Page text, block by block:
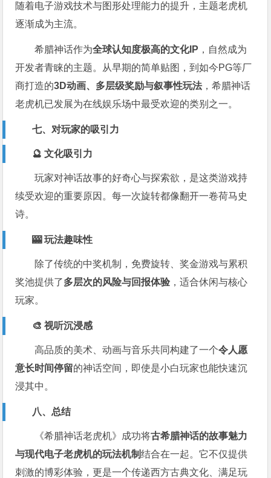
随着电子游戏技术与图形处理能力的提升，主题老虎机
逐渐成为主流。
希腊神话作为全球认知度极高的文化IP ，自然成为
开发者青睐的主题。从早期的简单贴图，到如今PG等厂
商打造的3D动画、多层级奖励与叙事性玩法，希腊神话
老虎机已发展为在线娱乐场中最受欢迎的类别之一。
七、对玩家的吸引力
🔮 文化吸引力
玩家对神话故事的好奇心与探索欲，是这类游戏持
续受欢迎的重要原因。每一次旋转都像翻开一卷荷马史
诗。
🎰 玩法趣味性
除了传统的中奖机制，免费旋转、奖金游戏与累积
奖池提供了多层次的风险与回报体验 ，适合休闲与核心
玩家。
🎨 视听沉浸感
高品质的美术、动画与音乐共同构建了一个令人愿
意长时间停留的神话空间，即使是小白玩家也能快速沉
浸其中。
八、总结
《希腊神话老虎机》成功将古希腊神话的故事魅力
与现代电子老虎机的玩法机制结合在一起。它不仅提供
刺激的博彩体验，更是一个传递西方古典文化、满足玩